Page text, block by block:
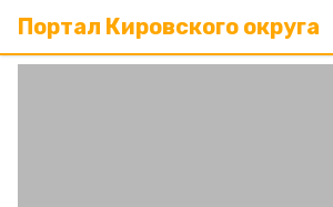
Портал Кировского округа